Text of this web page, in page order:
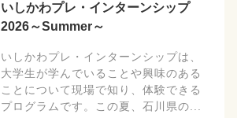
いしかわプレ・インターンシップ
2026～Summer～
いしかわプレ・インターンシップは、
大学生が学んでいることや興味のある
ことについて現場で知り、体験できる
プログラムです。この夏、石川県の...